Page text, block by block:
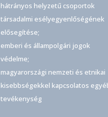
hátrányos helyzetű csoportok
társadalmi esélyegyenlőségének
elősegítése;
emberi és állampolgári jogok
védelme;
magyarországi nemzeti és etnikai
kisebbségekkel kapcsolatos
tevékenység